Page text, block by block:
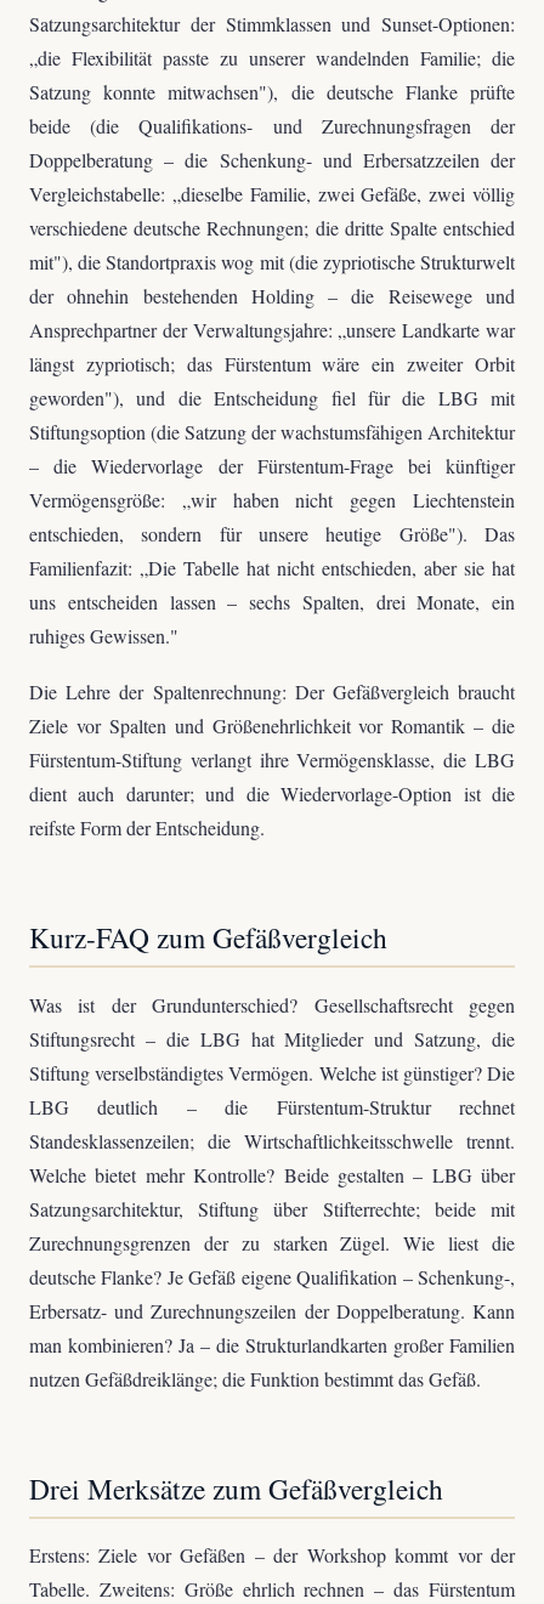
Satzungsarchitektur der Stimmklassen und Sunset-Optionen:
„die Flexibilität passte zu unserer wandelnden Familie; die
Satzung konnte mitwachsen"), die deutsche Flanke prüfte
beide (die Qualifikations- und Zurechnungsfragen der
Doppelberatung – die Schenkung- und Erbersatzzeilen der
Vergleichstabelle: „dieselbe Familie, zwei Gefäße, zwei völlig
verschiedene deutsche Rechnungen; die dritte Spalte entschied
mit"), die Standortpraxis wog mit (die zypriotische Strukturwelt
der ohnehin bestehenden Holding – die Reisewege und
Ansprechpartner der Verwaltungsjahre: „unsere Landkarte war
längst zypriotisch; das Fürstentum wäre ein zweiter Orbit
geworden"), und die Entscheidung fiel für die LBG mit
Stiftungsoption (die Satzung der wachstumsfähigen Architektur
– die Wiedervorlage der Fürstentum-Frage bei künftiger
Vermögensgröße: „wir haben nicht gegen Liechtenstein
entschieden, sondern für unsere heutige Größe"). Das
Familienfazit: „Die Tabelle hat nicht entschieden, aber sie hat
uns entscheiden lassen – sechs Spalten, drei Monate, ein
ruhiges Gewissen."
Die Lehre der Spaltenrechnung: Der Gefäßvergleich braucht
Ziele vor Spalten und Größenehrlichkeit vor Romantik – die
Fürstentum-Stiftung verlangt ihre Vermögensklasse, die LBG
dient auch darunter; und die Wiedervorlage-Option ist die
reifste Form der Entscheidung.
Kurz-FAQ zum Gefäßvergleich
Was ist der Grundunterschied? Gesellschaftsrecht gegen
Stiftungsrecht – die LBG hat Mitglieder und Satzung, die
Stiftung verselbständigtes Vermögen. Welche ist günstiger? Die
LBG deutlich – die Fürstentum-Struktur rechnet
Standesklassenzeilen; die Wirtschaftlichkeitsschwelle trennt.
Welche bietet mehr Kontrolle? Beide gestalten – LBG über
Satzungsarchitektur, Stiftung über Stifterrechte; beide mit
Zurechnungsgrenzen der zu starken Zügel. Wie liest die
deutsche Flanke? Je Gefäß eigene Qualifikation – Schenkung-,
Erbersatz- und Zurechnungszeilen der Doppelberatung. Kann
man kombinieren? Ja – die Strukturlandkarten großer Familien
nutzen Gefäßdreiklänge; die Funktion bestimmt das Gefäß.
Drei Merksätze zum Gefäßvergleich
Erstens: Ziele vor Gefäßen – der Workshop kommt vor der
Tabelle. Zweitens: Größe ehrlich rechnen – das Fürstentum